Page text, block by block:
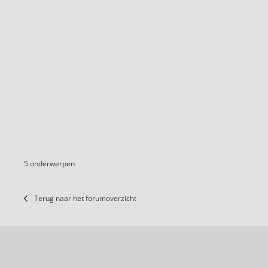
5 onderwerpen
Terug naar het forumoverzicht